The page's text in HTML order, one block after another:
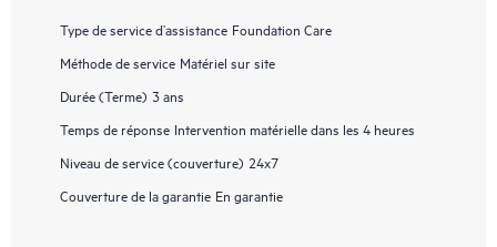
Type de service d’assistance Foundation Care
Méthode de service Matériel sur site
Durée (Terme) 3 ans
Temps de réponse Intervention matérielle dans les 4 heures
Niveau de service (couverture) 24x7
Couverture de la garantie En garantie